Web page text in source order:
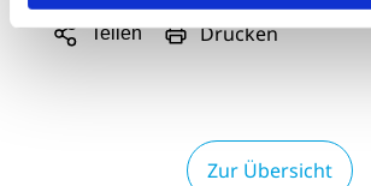
Teilen
Sharing
Drucken
Zur Übersicht